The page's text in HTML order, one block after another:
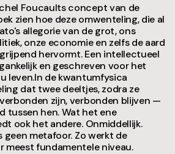
Foucaults concept van de
zien hoe deze omwenteling, die al
allegorie van de grot, ons
onze economie en zelfs de aard
hervormt. Een intellectueel
en geschreven voor het
leven.In de kwantumfysica
dat twee deeltjes, zodra ze
zijn, verbonden blijven —
tussen hen. Wat het ene
ook het andere. Onmiddellijk.
geen metafoor. Zo werkt de
meest fundamentele niveau.